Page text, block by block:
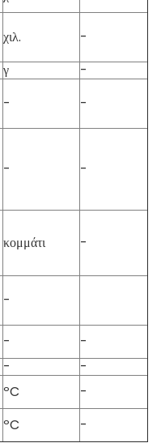
χιλ.
-
γ
-
- -
- -
κομμάτι -
-
-
-
-
-
ºC
-
ºC -